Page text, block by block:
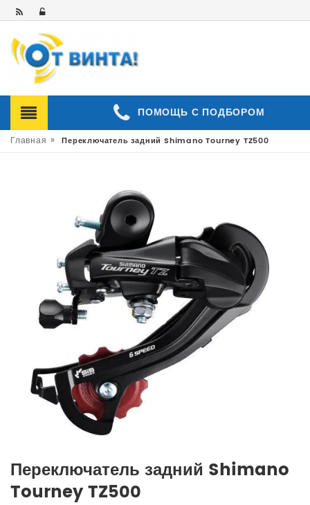
ПОМОЩЬ С ПОДБОРОМ
Главная » Переключатель задний Shimano Tourney TZ500
Переключатель задний Shimano
Tourney TZ500